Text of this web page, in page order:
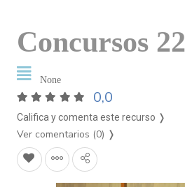
Concursos 22
None
0,0
Califica y comenta este recurso ❭
Ver comentarios (0) ❭